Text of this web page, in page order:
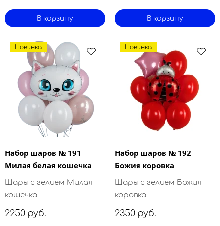
В корзину В корзину
Новинка
Набор шаров № 191
Милая белая кошечка
Шары с гелием Милая
кошечка
2250 руб.
Новинка
Набор шаров № 192
Божия коровка
Шары с гелием Божия
коровка
2350 руб.